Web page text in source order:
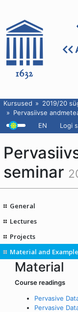
Kursused
2019/20
Pervasiivse
EN
Logi
seminar
General
Lectures
Projects
Material and
Material
Course readings
Pervasive
Pervasive